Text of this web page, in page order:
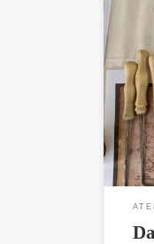
Une
dans
d’un
nous